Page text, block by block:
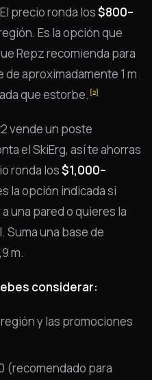
precio ronda los$800–
Es la opción que
Repz recomienda para
de aproximadamente 1 m
que estorbe. [2]
vende un poste
el SkiErg, así te ahorras
ronda los$1,000–
la opción indicada si
una pared o quieres la
una base de
m.
considerar:
y las promociones
(recomendado para